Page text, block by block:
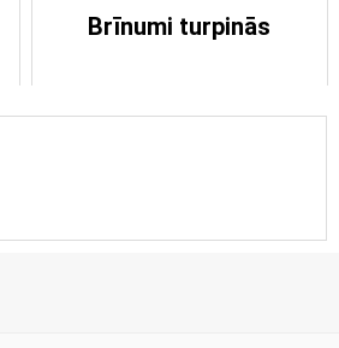
Brīnumi turpinās